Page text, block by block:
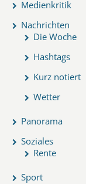
Medienkritik
Nachrichten
Die Woche
Hashtags
Kurz notiert
Wetter
Panorama
Soziales
Rente
Sport